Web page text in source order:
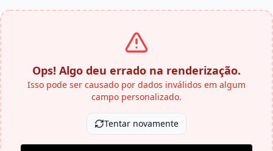
Ops! Algo deu errado na renderização.
Isso pode ser causado por dados inválidos em algum
campo personalizado.
Tentar novamente